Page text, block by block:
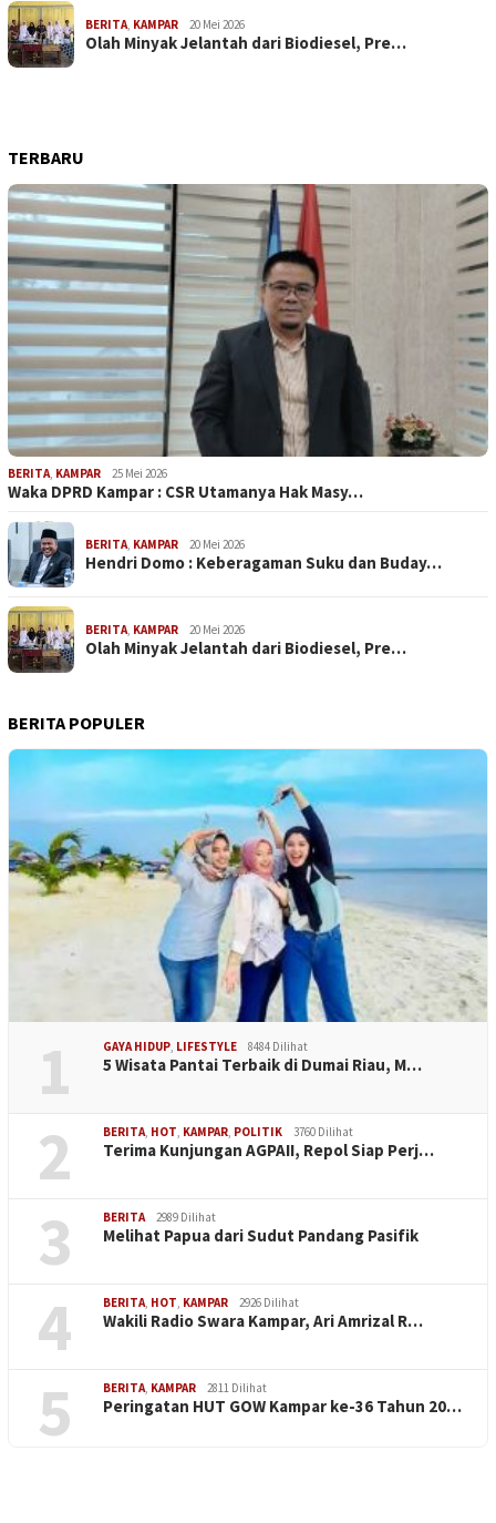
BERITA, KAMPAR 20 Mei 2026
Olah Minyak Jelantah dari Biodiesel, Pre…
TERBARU
BERITA, KAMPAR 25 Mei 2026
Waka DPRD Kampar : CSR Utamanya Hak Masy…
BERITA, KAMPAR 20 Mei 2026
Hendri Domo : Keberagaman Suku dan Buday…
BERITA, KAMPAR 20 Mei 2026
Olah Minyak Jelantah dari Biodiesel, Pre…
BERITA POPULER
1 GAYA HIDUP LIFESTYLE 8484 Dilihat
5 Wisata Pantai Terbaik di Dumai Riau, M…
2 BERITA HOT KAMPAR POLITIK 3760 Dilihat
Terima Kunjungan AGPAII, Repol Siap Perj…
3 BERITA 2989 Dilihat
Melihat Papua dari Sudut Pandang Pasifik
4 BERITA HOT KAMPAR 2926 Dilihat
Wakili Radio Swara Kampar, Ari Amrizal R…
5 BERITA KAMPAR 2811 Dilihat
Peringatan HUT GOW Kampar ke-36 Tahun 20…